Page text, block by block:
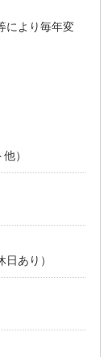
より毎年変
）
あり）